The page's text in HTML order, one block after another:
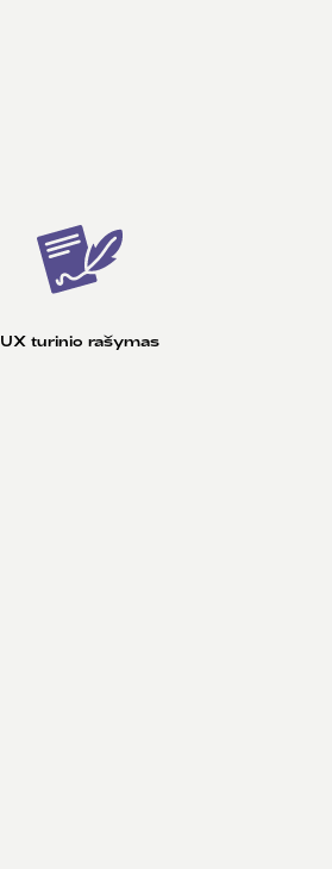
UX turinio rašymas